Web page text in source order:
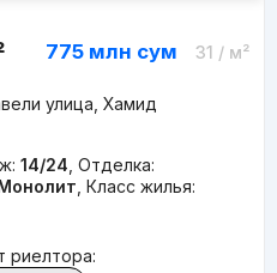
775 млн сум 31 / м²
улица, Хамид
14/24 Отделка:
Класс жилья:
риелтора: